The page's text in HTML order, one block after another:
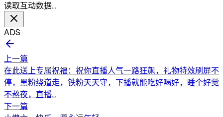
读取互动数据…
ADS
上一篇
在此送上专属祝福：祝你直播人气一路狂飙，礼物特效刷屏不
停，黑粉绕道走，铁粉天天守，下播就能吃好喝好，睡个好觉
不熬夜，直播...
下一篇